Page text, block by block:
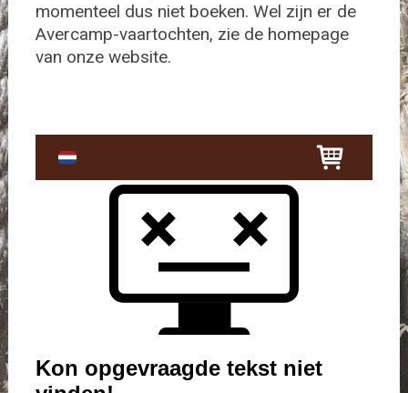
momenteel dus niet boeken. Wel zijn er de
Avercamp-vaartochten, zie de homepage
van onze website.